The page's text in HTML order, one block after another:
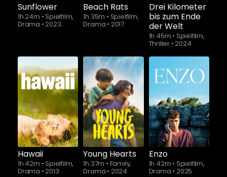
Sunflower
1h 24m • Spielfilm,
Drama •2023
Beach Rats
1h 35m • Spielfilm,
Drama • 2017
Drei Kilometer
bis zum Ende
der Welt
1h 45m • Spielfilm,
Thriller •2024
Hawaii
1h 42m • Spielfilm,
Drama •2013
Schauen Sie
ab$5.90
Young Hearts
1h 37m • Family,
Drama • 2024
Schauen Sie
ab$5.90
Enzo
1h 42m • Spielfilm,
Drama • 2025